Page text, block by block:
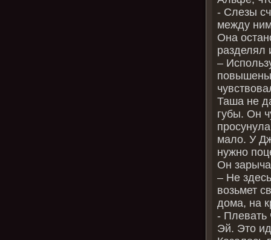
- Слезы
между
Она
разделял
–
Таша не
губы. Он
мало. У
нужно
Он
– Не
возьмет
дома, на
- Плевать
Эй. Это